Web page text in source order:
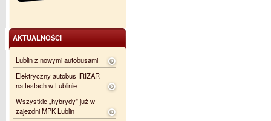
AKTUALNOŚCI
Lublin z nowymi autobusami
Elektryczny autobus IRIZAR
na testach w Lublinie
Wszystkie „hybrydy” już w
zajezdni MPK Lublin